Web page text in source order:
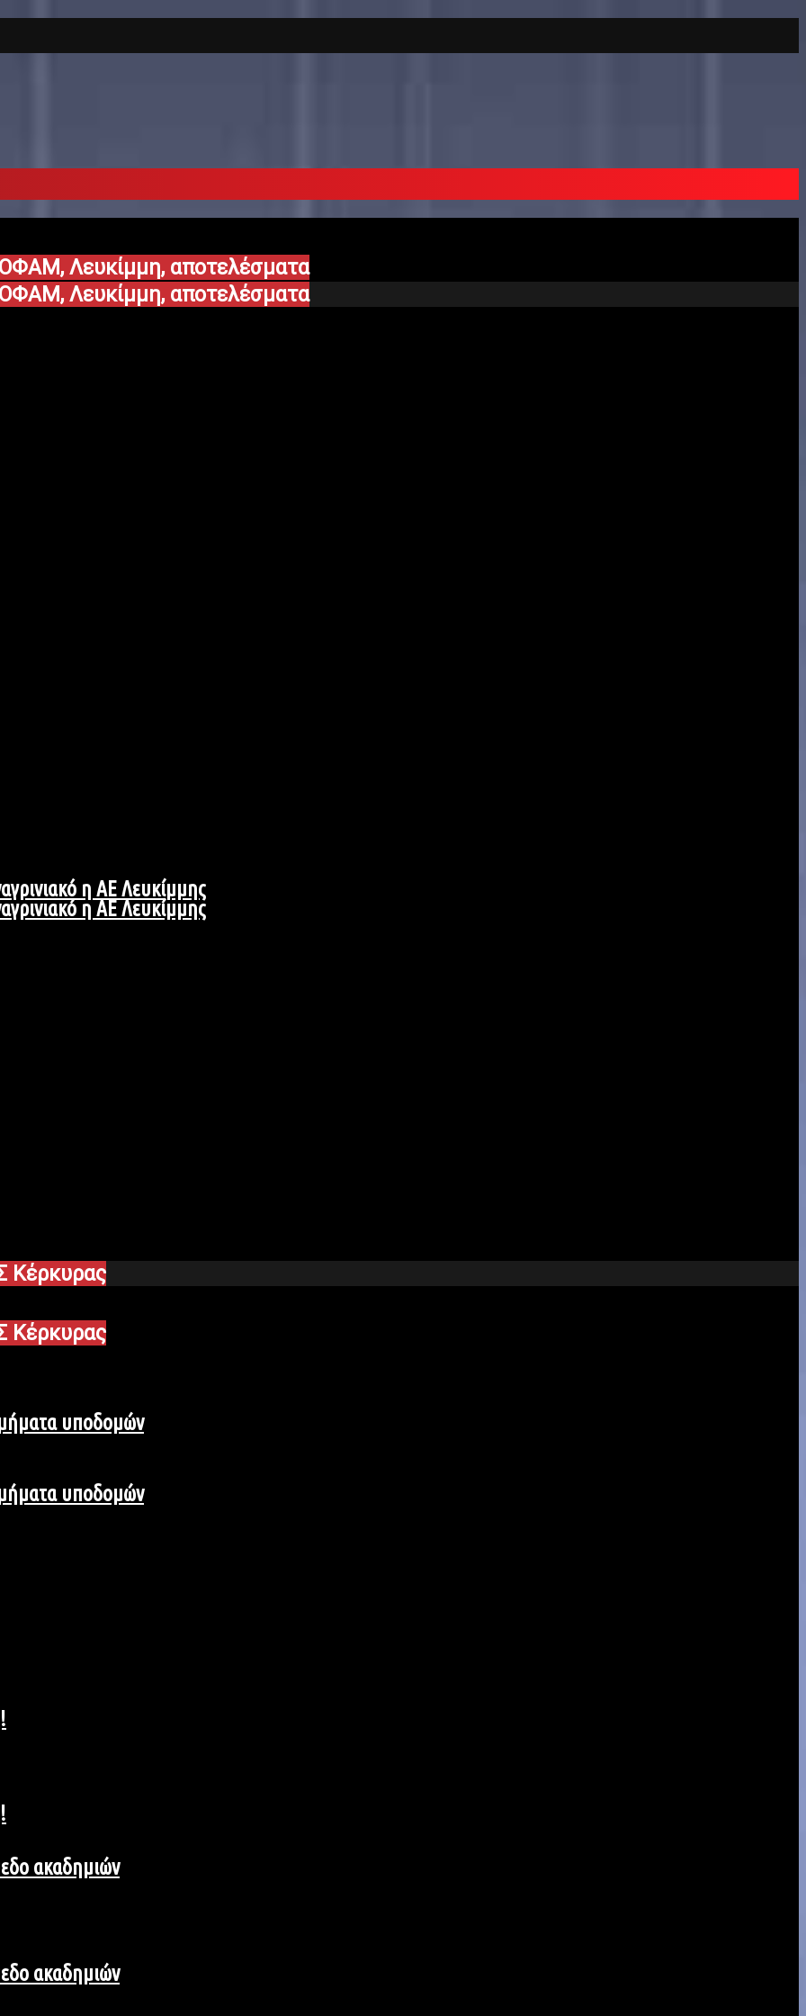
ΟΦΑΜ, Λευκίμμη, αποτελέσματα
η ΑΕ Λευκίμμης
Κέρκυρας
υποδομών
ακαδημιών
ΟΦΑΜ, Λευκίμμη, αποτελέσματα
η ΑΕ Λευκίμμης
Κέρκυρας
υποδομών
ακαδημιών